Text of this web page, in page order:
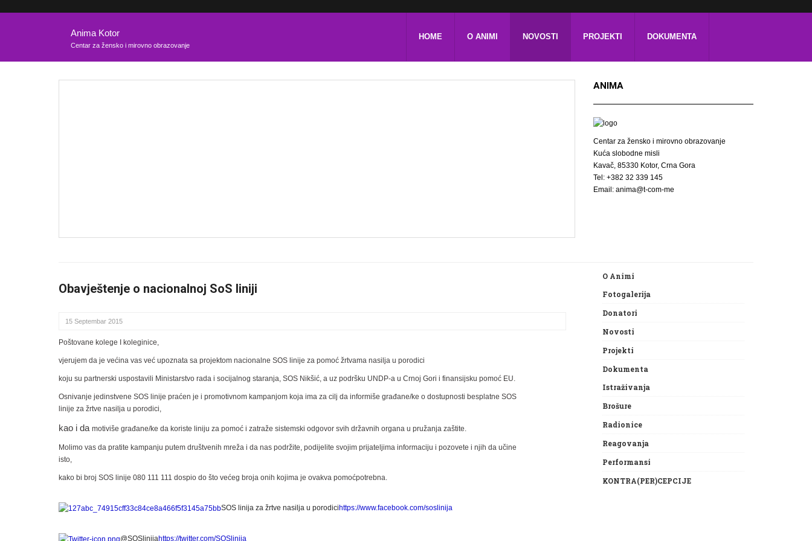
Anima Kotor
Centar za žensko i mirovno obrazovanje
HOME O ANIMI NOVOSTI PROJEKTI DOKUMENTA
ANIMA
Centar za žensko i mirovno obrazovanje
Kuća slobodne misli
Kavač, 85330 Kotor, Crna Gora
Tel: +382 32 339 145
Email: anima@t-com-me
Obavještenje o nacionalnoj SoS liniji
15 Septembar 2015
Poštovane kolege I koleginice,
vjerujem da je većina vas već upoznata sa projektom nacionalne SOS linije za pomoć žrtvama nasilja u porodici
koju su partnerski uspostavili Ministarstvo rada i socijalnog staranja, SOS Nikšić, a uz podršku UNDP-a u Crnoj Gori i finansijsku pomoć EU.
Osnivanje jedinstvene SOS linije praćen je i promotivnom kampanjom koja ima za cilj da informiše građane/ke o dostupnosti besplatne SOS
linije za žrtve nasilja u porodici,
kao i da motiviše građane/ke da koriste liniju za pomoć i zatraže sistemski odgovor svih državnih organa u pružanja zaštite.
Molimo vas da pratite kampanju putem društvenih mreža i da nas podržite, podijelite svojim prijateljima informaciju i pozovete i njih da učine
isto,
kako bi broj SOS linije 080 111 111 dospio do što većeg broja onih kojima je ovakva pomoćpotrebna.
SOS linija za žrtve nasilja u porodicihttps://www.facebook.com/soslinija
@SOSlinijahttps://twitter.com/SOSlinija
O Animi
Fotogalerija
Donatori
Novosti
Projekti
Dokumenta
Istraživanja
Brošure
Radionice
Reagovanja
Performansi
KONTRA(PER)CEPCIJE